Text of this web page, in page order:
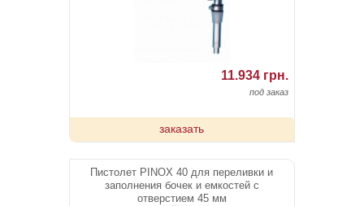
11.934 грн.
под заказ
заказать
Пистолет PINOX 40 для переливки и
заполнения бочек и емкостей с
отверстием 45 мм